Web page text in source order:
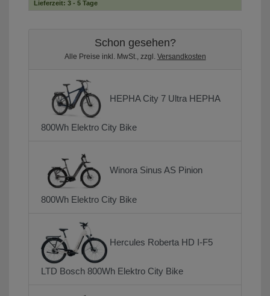
Lieferzeit: 3 - 5 Tage
Schon gesehen?
Alle Preise inkl. MwSt., zzgl. Versandkosten
HEPHA City 7 Ultra HEPHA
800Wh Elektro City Bike
Winora Sinus AS Pinion
800Wh Elektro City Bike
Hercules Roberta HD I-F5
LTD Bosch 800Wh Elektro City Bike